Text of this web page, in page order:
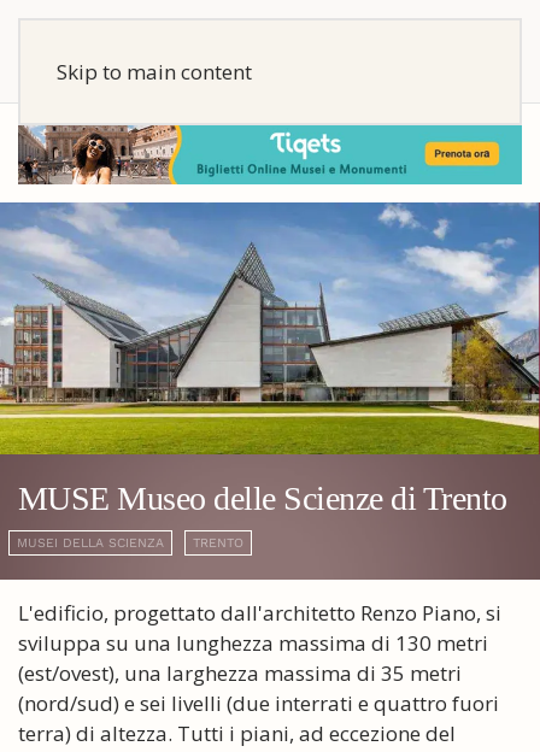
Skip to main content
MUSE Museo delle Scienze di Trento
MUSEI DELLA SCIENZA TRENTO
L'edificio, progettato dall'architetto Renzo Piano, si
sviluppa su una lunghezza massima di 130 metri
(est/ovest), una larghezza massima di 35 metri
(nord/sud) e sei livelli (due interrati e quattro fuori
terra) di altezza. Tutti i piani, ad eccezione del